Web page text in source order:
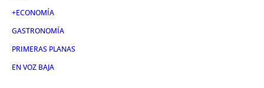
+ECONOMÍA
GASTRONOMÍA
PRIMERAS PLANAS
EN VOZ BAJA